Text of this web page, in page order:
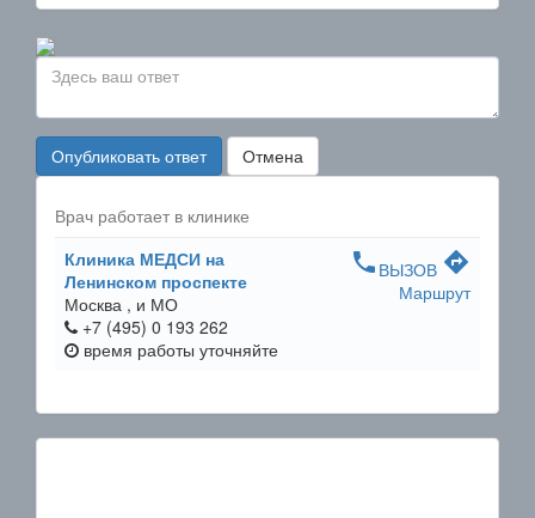
Опубликовать ответ Отмена
Врач работает в клинике
Клиника МЕДСИ на
Ленинском проспекте
Москва , и МО
+7 (495) 0 193 262
время работы уточняйте
phone ВЫЗОВ directions
Маршрут